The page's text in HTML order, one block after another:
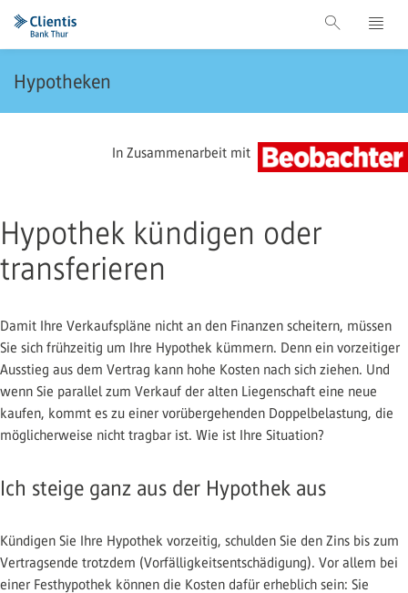
Hypotheken
In Zusammenarbeit mit
Hypothek kündigen oder
transferieren
Damit Ihre Verkaufspläne nicht an den Finanzen scheitern, müssen
Sie sich frühzeitig um Ihre Hypothek kümmern. Denn ein vorzeitiger
Ausstieg aus dem Vertrag kann hohe Kosten nach sich ziehen. Und
wenn Sie parallel zum Verkauf der alten Liegenschaft eine neue
kaufen, kommt es zu einer vorübergehenden Doppelbelastung, die
möglicherweise nicht tragbar ist. Wie ist Ihre Situation?
Ich steige ganz aus der Hypothek aus
Kündigen Sie Ihre Hypothek vorzeitig, schulden Sie den Zins bis zum
Vertragsende trotzdem (Vorfälligkeitsentschädigung). Vor allem bei
einer Festhypothek können die Kosten dafür erheblich sein: Sie